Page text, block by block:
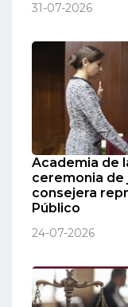
31-07-2026
Academia de
ceremonia de
consejera
Público
24-07-2026